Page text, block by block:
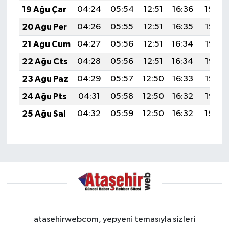
19 Ağu Çar
04:24 05:54 12:51 16:36
19:39
20 Ağu Per
04:26 05:55 12:51 16:35
19:37
21 Ağu Cum
04:27 05:56 12:51 16:34
19:36
22 Ağu Cts
04:28 05:56 12:51 16:34
19:35
23 Ağu Paz
04:29 05:57 12:50 16:33
19:33
24 Ağu Pts
04:31 05:58 12:50 16:32
19:32
25 Ağu Sal
04:32 05:59 12:50 16:32 19:30
atasehirwebcom, yepyeni temasıyla sizleri